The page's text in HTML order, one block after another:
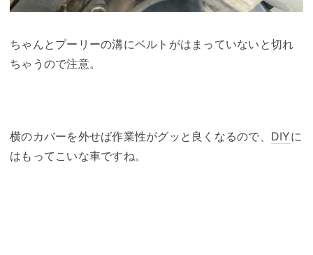
ちゃんとプーリーの溝にベルトがはまっていないと切れ
ちゃうので注意。
横のカバーを外せば作業性がグッと良くなるので、 DIYに
はもってこいな車ですね。